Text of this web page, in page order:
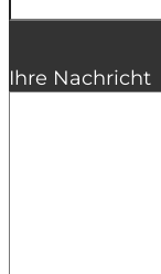
Ihre Nachricht